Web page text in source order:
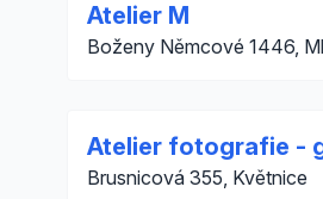
Atelier M
Boženy Němcové 1446,
Atelier fotografie -
Brusnicová 355, Květnice